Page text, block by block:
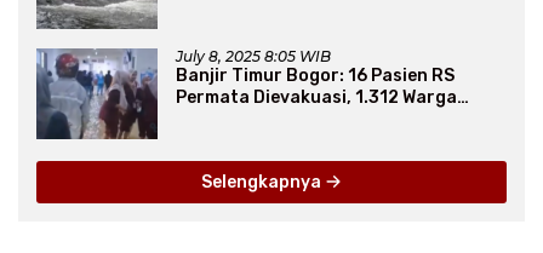
July 8, 2025 8:05 WIB
Banjir Timur Bogor: 16 Pasien RS
Permata Dievakuasi, 1.312 Warga
Selengkapnya